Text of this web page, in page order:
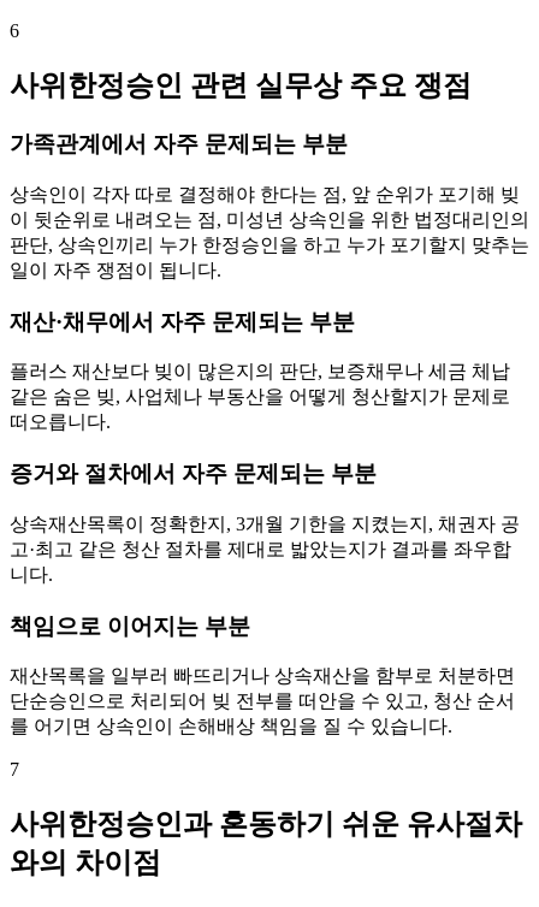
6
사위한정승인 관련 실무상 주요 쟁점
가족관계에서 자주 문제되는 부분
상속인이 각자 따로 결정해야 한다는 점, 앞 순위가 포기해 빚
이 뒷순위로 내려오는 점, 미성년 상속인을 위한 법정대리인의
판단, 상속인끼리 누가 한정승인을 하고 누가 포기할지 맞추는
일이 자주 쟁점이 됩니다.
재산·채무에서 자주 문제되는 부분
플러스 재산보다 빚이 많은지의 판단, 보증채무나 세금 체납
같은 숨은 빚, 사업체나 부동산을 어떻게 청산할지가 문제로
떠오릅니다.
증거와 절차에서 자주 문제되는 부분
상속재산목록이 정확한지, 3개월 기한을 지켰는지, 채권자 공
고·최고 같은 청산 절차를 제대로 밟았는지가 결과를 좌우합
니다.
책임으로 이어지는 부분
재산목록을 일부러 빠뜨리거나 상속재산을 함부로 처분하면
단순승인으로 처리되어 빚 전부를 떠안을 수 있고, 청산 순서
를 어기면 상속인이 손해배상 책임을 질 수 있습니다.
7
사위한정승인과 혼동하기 쉬운 유사절차
와의 차이점